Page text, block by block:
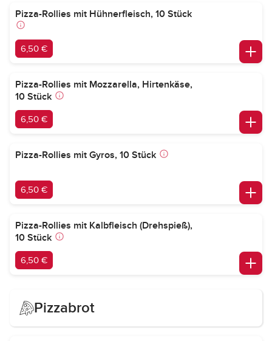
Pizza-Rollies mit Hühnerfleisch, 10 Stück
6,50 €
Pizza-Rollies mit Mozzarella, Hirtenkäse,
10 Stück
6,50 €
Pizza-Rollies mit Gyros, 10 Stück
6,50 €
Pizza-Rollies mit Kalbfleisch (Drehspieß),
10 Stück
6,50 €
Pizzabrot